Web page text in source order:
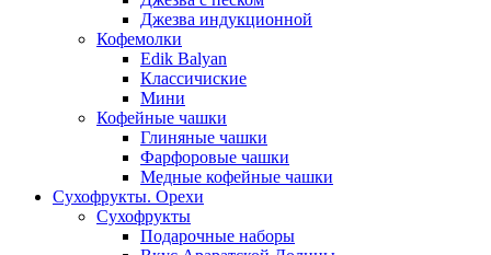
Джезва индукционной
Кофемолки
Edik Balyan
Классичиские
Мини
Кофейные чашки
Глиняные чашки
Фарфоровые чашки
Медные кофейные чашки
Сухофрукты. Орехи
Сухофрукты
Подарочные наборы